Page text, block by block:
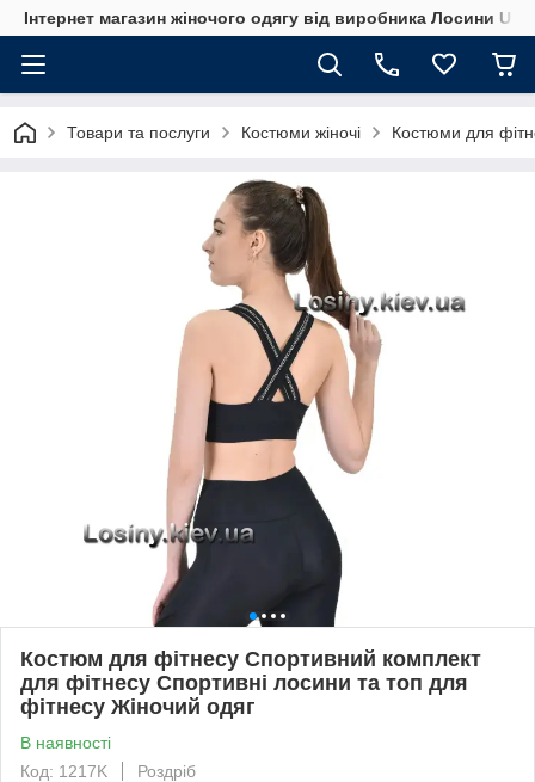
Інтернет магазин жіночого одягу від виробника Лосини UA
Товари та послуги Костюми жіночі Костюми для
Костюм для фітнесу Спортивний комплект
для фітнесу Спортивні лосини та топ для
фітнесу Жіночий одяг
В наявності
Код: 1217K
Роздріб